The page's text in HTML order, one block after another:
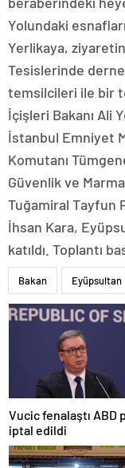
Yolundaki
Yerlikaya,
Tesislerinde
temsilcileri ile bir
İçişleri Bakanı Ali
İstanbul Emniyet
Komutanı
Güvenlik ve
Tuğamiral Tayfun
İhsan Kara,
katıldı. Toplantı
Bakan Eyüpsultan
Vucic fenalaştı ABD
iptal edildi